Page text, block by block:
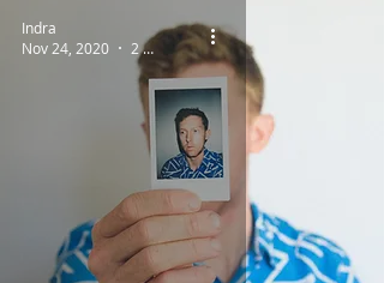
Indra
Nov 24, 2020
2 min read